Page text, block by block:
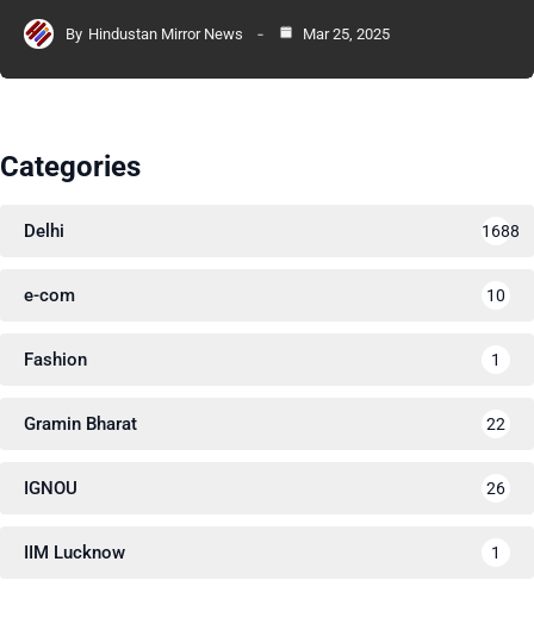
By Hindustan Mirror News Mar 25, 2025
Categories
Delhi 1688
e-com 10
Fashion 1
Gramin Bharat 22
IGNOU 26
IIM Lucknow 1